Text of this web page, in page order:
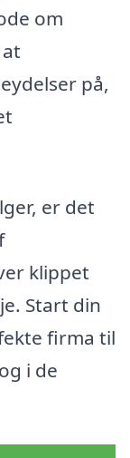
om
på,
er det
klippet
Start din
firma til
i de